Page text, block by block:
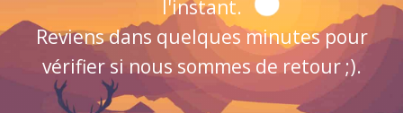
l'instant.
Reviens dans quelques minutes pour
vérifier si nous sommes de retour ;).